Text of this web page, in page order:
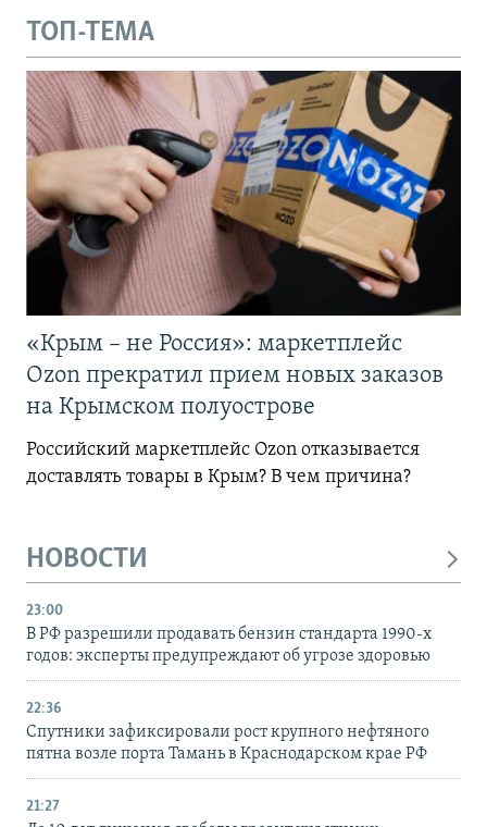
ТОП-ТЕМА
«Крым – не Россия»: маркетплейс
Ozon прекратил прием новых заказов
на Крымском полуострове
Российский маркетплейс Ozon отказывается
доставлять товары в Крым? В чем причина?
НОВОСТИ
23:00
В РФ разрешили продавать бензин стандарта 1990-х
годов: эксперты предупреждают об угрозе здоровью
22:36
Спутники зафиксировали рост крупного нефтяного
пятна возле порта Тамань в Краснодарском крае РФ
21:27